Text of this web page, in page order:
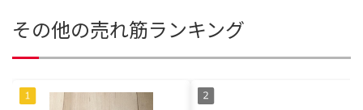
その他の売れ筋ランキング